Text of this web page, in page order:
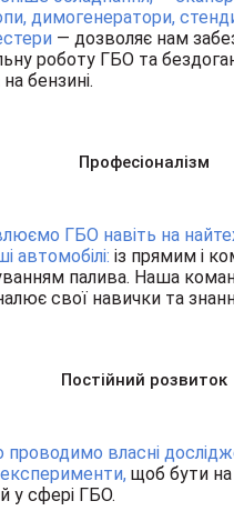
димогенератори,
— дозволяє нам
роботу ГБО та
бензині.
Професіоналізм
ГБО навіть на
автомобілі: із прямим і
палива. Наша
свої навички та
Постійний розвиток
проводимо власні
експерименти, щоб бути
у сфері ГБО.